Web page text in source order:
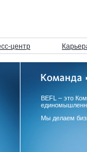
центр
BEFL – это
Мы делаем